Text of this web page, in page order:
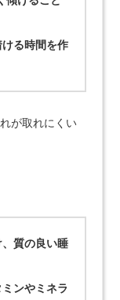
る時間を作
が取れにくい
質の良い睡
ンやミネラ